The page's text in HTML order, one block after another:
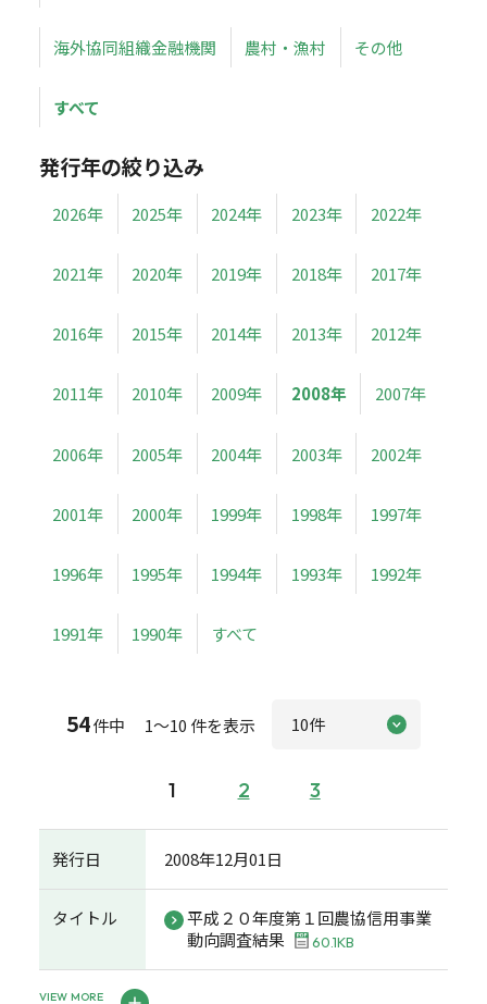
海外協同組織金融機関 農村・漁村 その他
すべて
発行年の絞り込み
2026年 2025年 2024年 2023年 2022年
2021年 2020年 2019年 2018年 2017年
2016年 2015年 2014年 2013年 2012年
2011年 2010年 2009年 2008年 2007年
2006年 2005年 2004年 2003年 2002年
2001年 2000年 1999年 1998年 1997年
1996年 1995年 1994年 1993年 1992年
1991年 1990年 すべて
54件中 1～10 件を表示
1 2 3
発行日 2008年12月01日
タイトル
平成２０年度第１回農協信用事業
動向調査結果
60.1KB
VIEW MORE